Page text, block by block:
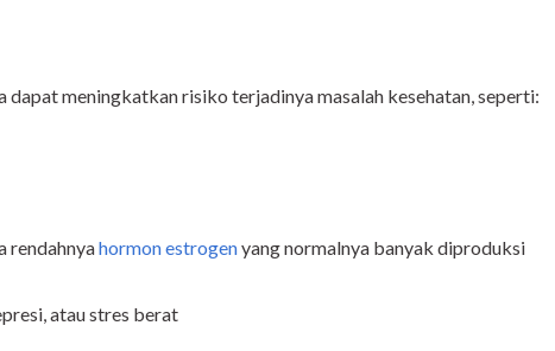
dapat meningkatkan risiko terjadinya masalah kesehatan, seperti:
rendahnyahormon estrogenyang normalnya banyak diproduksi
atau stres berat